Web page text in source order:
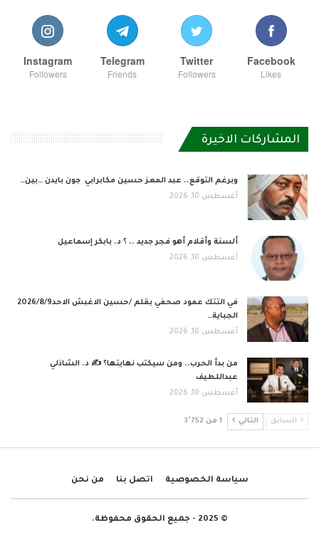
Facebook
Likes
Twitter
Followers
Telegram
Friends
Instagram
Followers
المشاركات الاخيرة
وبرغم التوقع.. عبد المعز حسين مكابرابي جون بايدن …بين…
أغسطس 10, 2026
ألسنة وأقلام أهو فجر جديد .. ؟ د. بابكر إسماعيل
أغسطس 10, 2026
في التتك عمود صحفي بقلم /حسين الاغبش الاحد2026/8/9
الجباية…
أغسطس 10, 2026
من بدأ الحرب.. ومن سيكتب نهايتها؟ ✍️ د. الشاذلي
عبداللطيف
أغسطس 10, 2026
السابق التالي 1 من 3٬752
سياسة الخصوصية اتصل بنا من نحن
© 2025 - جميع الحقوق محفوظة.